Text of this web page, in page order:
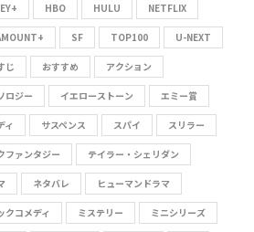
H
HBO HULU NETFLIX
SF TOP100 U-NEXT
じ おすすめ アクション
ロジー イエローストーン エミー賞
ィ サスペンス スパイ スリラー
ファンタジー テイラー・シェリダン
ネタバレ ヒューマンドラマ
クコメディ ミステリー ミニシリーズ